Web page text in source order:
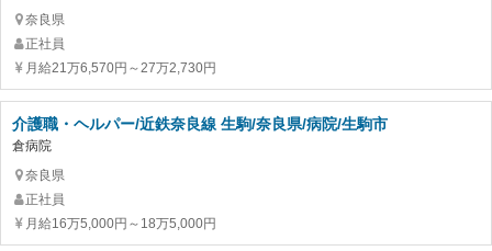
奈良県
正社員
月給21万6,570円～27万2,730円
介護職・ヘルパー/近鉄奈良線 生駒/奈良県/病院/生駒市
倉病院
奈良県
正社員
月給16万5,000円～18万5,000円